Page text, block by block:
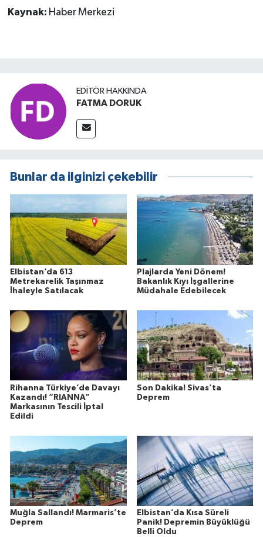
Kaynak: Haber Merkezi
EDITÖR HAKKINDA
FATMA DORUK
Bunlar da ilginizi çekebilir
Elbistan’da 613
Metrekarelik Taşınmaz
İhaleyle Satılacak
Plajlarda Yeni Dönem!
Bakanlık Kıyı İşgallerine
Müdahale Edebilecek
Rihanna Türkiye’de Davayı
Kazandı! “RIANNA”
Markasının Tescili İptal
Edildi
Son Dakika! Sivas’ta
Deprem
Muğla Sallandı! Marmaris’te
Deprem
Elbistan’da Kısa Süreli
Panik! Depremin Büyüklüğü
Belli Oldu